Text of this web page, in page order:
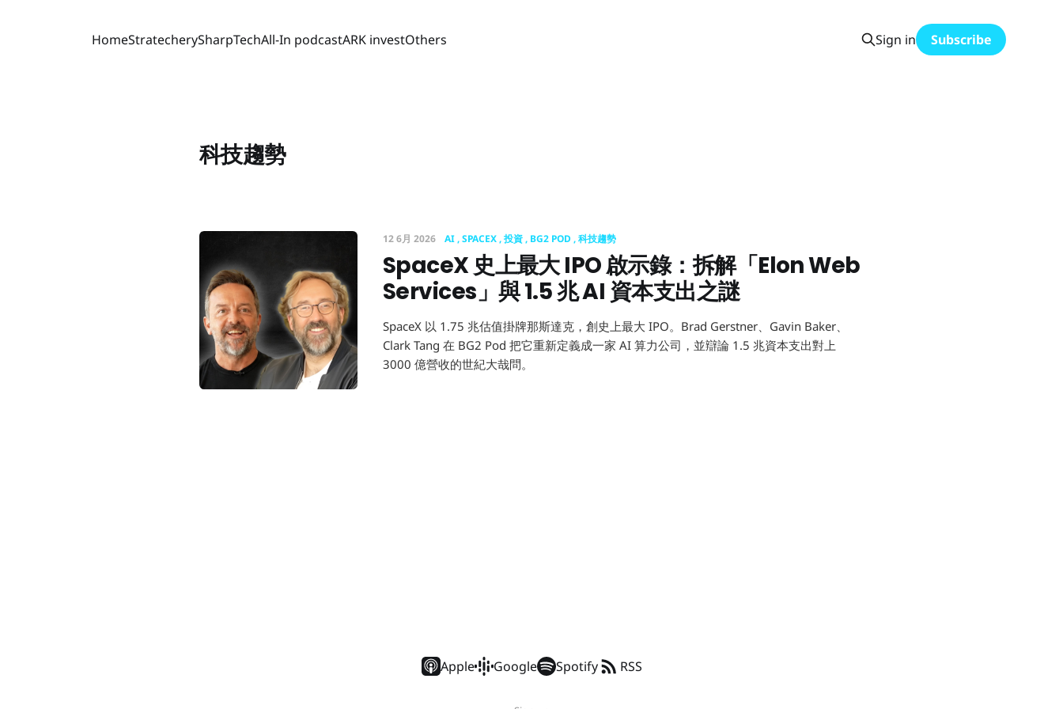
HomeStratecherySharpTechAll-In podcastARK investOthers Sign in Subscribe
科技趨勢
12 6月 2026 AI SPACEX 投資 BG2 POD 科技趨勢
SpaceX 史上最大 IPO 啟示錄：拆解「Elon Web
Services」與 1.5 兆 AI 資本支出之謎
SpaceX 以 1.75 兆估值掛牌那斯達克，創史上最大 IPO。Brad Gerstner、Gavin Baker、
Clark Tang 在 BG2 Pod 把它重新定義成一家 AI 算力公司，並辯論 1.5 兆資本支出對上
3000 億營收的世紀大哉問。
Apple Google Spotify RSS